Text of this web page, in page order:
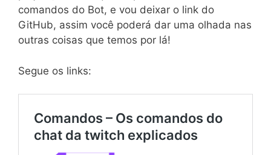
comandos do Bot, e vou deixar o link do
GitHub, assim você poderá dar uma olhada nas
outras coisas que temos por lá!
Segue os links: